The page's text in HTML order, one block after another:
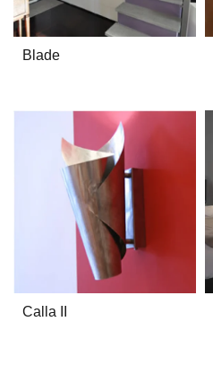
Blade
Calla II